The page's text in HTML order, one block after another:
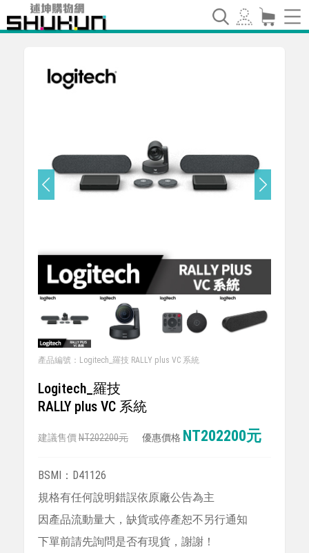
產品編號：Logitech_羅技 RALLY plus VC 系統
Logitech_羅技
RALLY plus VC 系統
建議售價 NT202200元 優惠價格 NT202200元
BSMI：D41126
規格有任何說明錯誤依原廠公告為主
因產品流動量大，缺貨或停產恕不另行通知
下單前請先詢問是否有現貨，謝謝！